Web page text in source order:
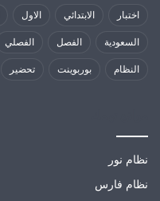
اختبار الابتدائي الاول
السعودية الفصل الفصلي
النظام بوربوينت تحضير
نظام نور
نظام فارس